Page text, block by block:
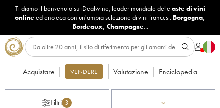
Ti diamo il benvenuto su iDealwine, leader mondiale delle aste di vini
onlineed enoteca con un'ampia selezione di vini francesi: Borgogna,
Bordeaux, Champagne...
Acquistare VENDERE Valutazione Enciclopedia
Filtri 3